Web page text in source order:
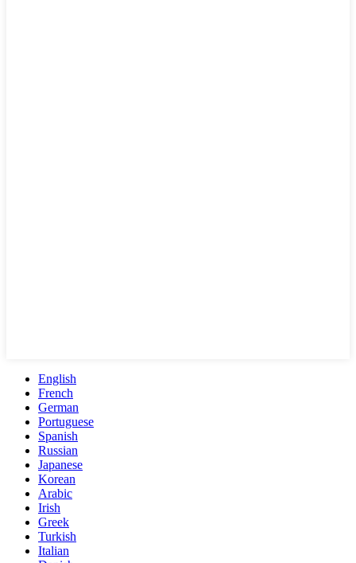
English
French
German
Portuguese
Spanish
Russian
Japanese
Korean
Arabic
Irish
Greek
Turkish
Italian